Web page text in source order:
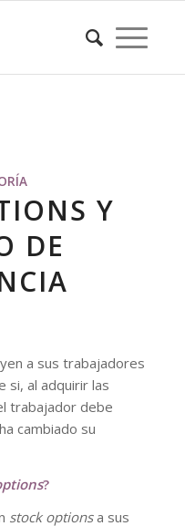
Y
DE
a sus trabajadores
si, al adquirir las
trabajador debe
cambiado su
?
stock optionsa sus